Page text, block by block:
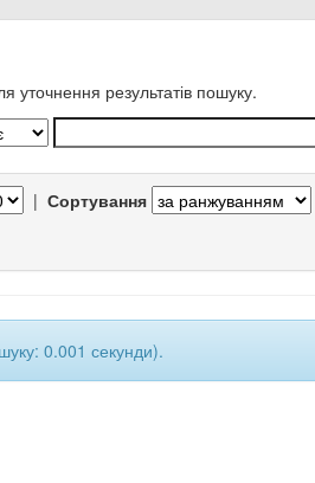
уточнення результатів пошуку.
| Сортування
0.001 секунди).